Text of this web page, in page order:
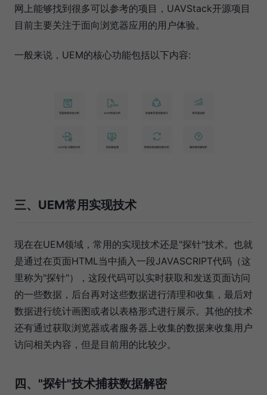
网上能够找到很多可以参考的项目，UAVStack开源项目
目前主要关注于面向浏览器应用的用户体验。
一般来说，UEM的核心功能包括以下内容:
三、UEM常用实现技术
现在在UEM领域，常用的实现技术还是"探针"技术。也就
是通过在页面HTML当中插入一段JAVASCRIPT代码（这
里称为"探针"），这段代码可以实时获取和发送页面访问
的一些数据，后台再对这些数据进行清理和收集，最后对
数据进行统计画图或者以表格形式进行展示。其他的技术
还有通过获取浏览器或者服务器上收集的数据来收集用户
访问相关内容，但是目前用的比较少。
四、"探针"技术捕获数据解密